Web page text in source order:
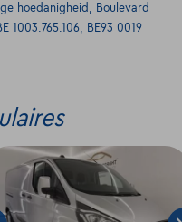
hoedanigheid, Boulevard
1003.765.106, BE93 0019